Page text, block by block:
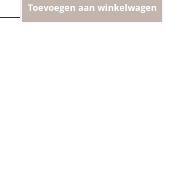
Toevoegen aan winkelwagen